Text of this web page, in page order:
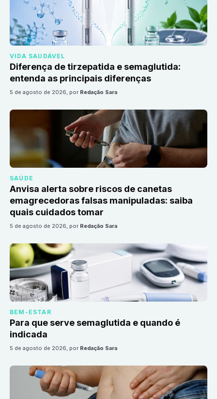
VIDA SAUDÁVEL
Diferença de tirzepatida e semaglutida:
entenda as principais diferenças
5 de agosto de 2026, por Redação Sara
SAÚDE
Anvisa alerta sobre riscos de canetas
emagrecedoras falsas manipuladas: saiba
quais cuidados tomar
5 de agosto de 2026, por Redação Sara
BEM-ESTAR
Para que serve semaglutida e quando é
indicada
5 de agosto de 2026, por Redação Sara